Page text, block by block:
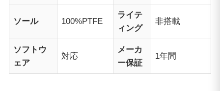
ソール 100%PTFE
ライテ
ィング
非搭載
ソフトウ
ェア
対応
メーカ
ー保証
1年間